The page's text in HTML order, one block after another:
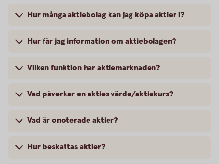
Hur många aktiebolag kan jag köpa aktier i?
Hur får jag information om aktiebolagen?
Vilken funktion har aktiemarknaden?
Vad påverkar en akties värde/aktiekurs?
Vad är onoterade aktier?
Hur beskattas aktier?